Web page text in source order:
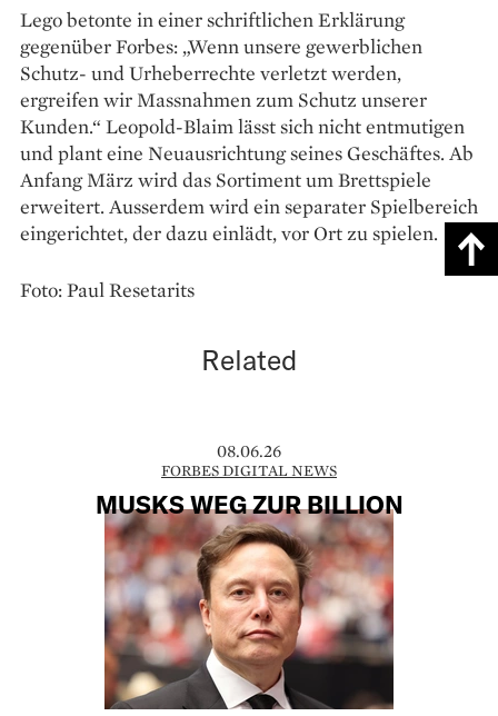
Lego betonte in einer schriftlichen Erklärung
gegenüber Forbes: „Wenn unsere gewerblichen
Schutz- und Urheberrechte verletzt werden,
ergreifen wir Massnahmen zum Schutz unserer
Kunden.“ Leopold-Blaim lässt sich nicht entmutigen
und plant eine Neuausrichtung seines Geschäftes. Ab
Anfang März wird das Sortiment um Brettspiele
erweitert. Ausserdem wird ein separater Spielbereich
eingerichtet, der dazu einlädt, vor Ort zu spielen.
Foto: Paul Resetarits
Related
08.06.26
FORBES DIGITAL NEWS
MUSKS WEG ZUR BILLION